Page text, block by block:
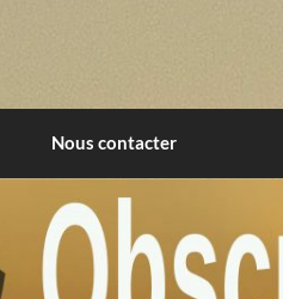
Nous contacter